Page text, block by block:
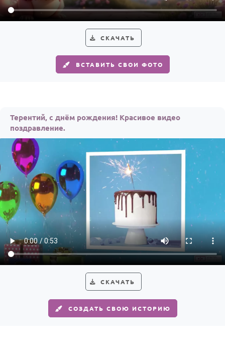
СКАЧАТЬ
ВСТАВИТЬ СВОИ ФОТО
Терентий, с днём рождения! Красивое видео
поздравление.
СКАЧАТЬ
СОЗДАТЬ СВОЮ ИСТОРИЮ